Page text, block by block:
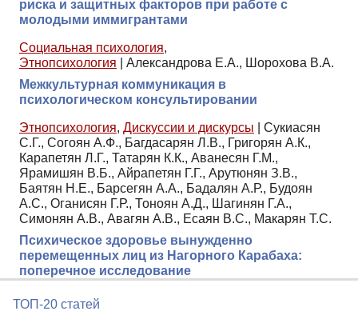
риска и защитных факторов при работе с
молодыми иммигрантами
Социальная психология,
Этнопсихология
Александрова Е.А., Шорохова В.А.
Межкультурная коммуникация в
психологическом консультировании
Этнопсихология, Дискуссии и дискурсы
Сукиасян
С.Г., Согоян А.Ф., Багдасарян Л.В., Григорян А.К.,
Карапетян Л.Г., Татарян К.К., Аванесян Г.М.,
Ярамишян В.Б., Айрапетян Г.Г., Арутюнян З.В.,
Баятян Н.Е., Барсегян А.А., Бадалян А.Р., Будоян
А.С., Оганисян Г.Р., Тоноян А.Д., Шагинян Г.А.,
Симонян А.В., Авагян А.В., Есаян В.С., Макарян Т.С.
Психическое здоровье вынужденно
перемещенных лиц из Нагорного Карабаха:
поперечное исследование
ТОП-20 статей